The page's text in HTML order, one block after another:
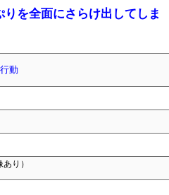
りを全面にさらけ出してしま
動
り）